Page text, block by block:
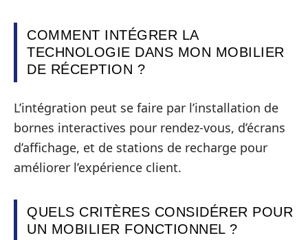
COMMENT INTÉGRER LA
TECHNOLOGIE DANS MON MOBILIER
DE RÉCEPTION ?
L’intégration peut se faire par l’installation de
bornes interactives pour rendez-vous, d’écrans
d’affichage, et de stations de recharge pour
améliorer l’expérience client.
QUELS CRITÈRES CONSIDÉRER POUR
UN MOBILIER FONCTIONNEL ?